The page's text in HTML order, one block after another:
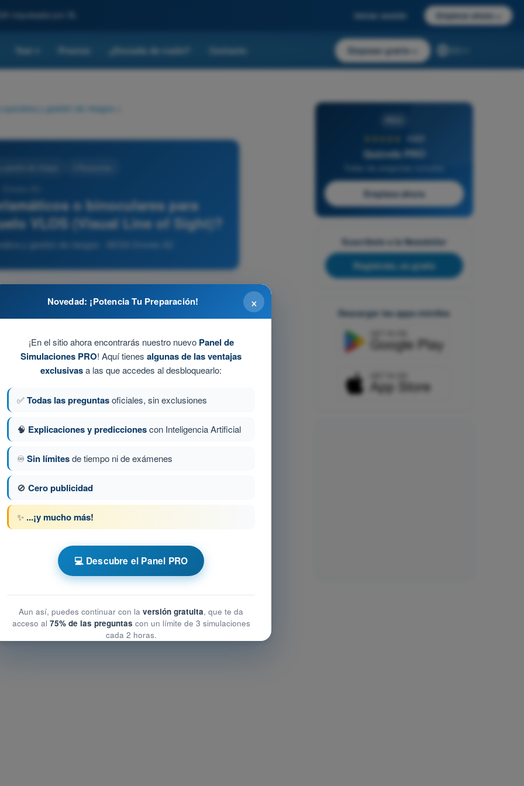
impulsada por IA. Iniciar sesión Empieza ahora
Test Precios ¿Escuela de vuelo? Contacto Empezar gratis
operativa y gestión de riesgos
o binoculares para
VLOS (Visual Line of Sight)?
y gestión de riesgos - AESA Drones A2
el vuelo
a la vista sin ayuda óptica (salvo gafas
para comprobar el espacio aéreo
90 de 230 Siguiente pregunta
Drones A2
y gestión de riesgos
y gestión de riesgos
y gestión de riesgos
4,6/5
Quizvds PRO
Empieza ahora
Suscríbete a la Newsletter
Regístrate, es gratis
Descargar las apps móviles
×
Novedad: ¡Potencia Tu Preparación!
¡En el sitio ahora encontrarás nuestro nuevo Panel de
Simulaciones PRO! Aquí tienes algunas de las ventajas
exclusivasa las que accedes al desbloquearlo:
✅Todas las preguntasoficiales, sin exclusiones
🧠 Explicaciones y prediccionescon Inteligencia Artificial
♾️Sin límitesde tiempo ni de exámenes
🚫 Cero publicidad
✨ ...¡y mucho más!
💻 Descubre el Panel PRO
Aun así, puedes continuar con la versión gratuita, que te da
acceso al 75% de las preguntas con un límite de 3 simulaciones
cada 2 horas.